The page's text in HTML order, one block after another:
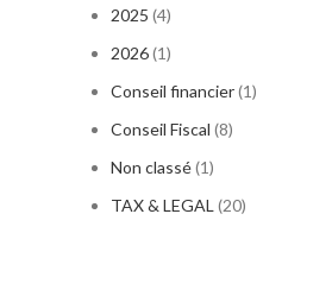
2025 (4)
2026(1)
Conseil financier(1)
Conseil Fiscal (8)
Non classé(1)
TAX & LEGAL (20)